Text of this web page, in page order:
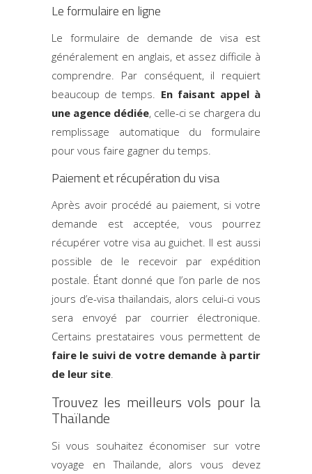
Le formulaire en ligne
Le formulaire de demande de visa est
généralement en anglais, et assez difficile à
comprendre. Par conséquent, il requiert
beaucoup de temps. En faisant appel à
une agence dédiée, celle-ci se chargera du
remplissage automatique du formulaire
pour vous faire gagner du temps.
Paiement et récupération du visa
Après avoir procédé au paiement, si votre
demande est acceptée, vous pourrez
récupérer votre visa au guichet. Il est aussi
possible de le recevoir par expédition
postale. Étant donné que l’on parle de nos
jours d’e-visa thaïlandais, alors celui-ci vous
sera envoyé par courrier électronique.
Certains prestataires vous permettent de
faire le suivi de votre demande à partir
de leur site
Trouvez les meilleurs vols pour la
Thaïlande
Si vous souhaitez économiser sur votre
voyage en Thaïlande, alors vous devez